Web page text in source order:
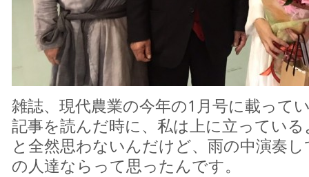
雑誌、現代農業の今年の1月号に載って
記事を読んだ時に、私は上に立ってい
と全然思わないんだけど、雨の中演奏
の人達ならって思ったんです。